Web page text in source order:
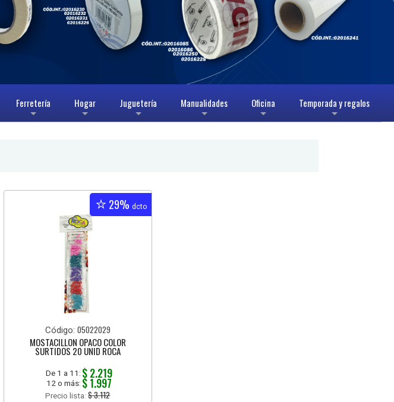
+
Ferretería
+
Hogar
+
Juguetería
+
Manualidades
+
Oficina
+
Temporada y regalos
29% dcto
Código: 05022029
MOSTACILLON OPACO COLOR
SURTIDOS 20 UNID ROCA
De 1 a 11: $ 2.219
12 o más: $ 1.997
Precio lista:$ 3.112